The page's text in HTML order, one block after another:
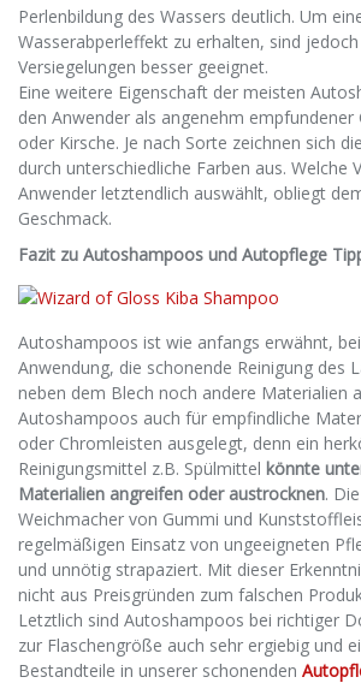
Perlenbildung des Wassers deutlich. Um
Wasserabperleffekt zu erhalten, sind
Versiegelungen besser geeignet.
Eine weitere Eigenschaft der meisten
den Anwender als angenehm empfundener
oder Kirsche. Je nach Sorte zeichnen sich
durch unterschiedliche Farben aus. Welche
Anwender letztendlich auswählt, obliegt
Geschmack.
Fazit zu Autoshampoos und Autopflege
Autoshampoos ist wie anfangs erwähnt,
Anwendung, die schonende Reinigung des
neben dem Blech noch andere Materialien
Autoshampoos auch für empfindliche
oder Chromleisten ausgelegt, denn ein
Reinigungsmittel z.B. Spülmittel könnte
Materialien angreifen oder austrocknen.
Weichmacher von Gummi und
regelmäßigen Einsatz von ungeeigneten
und unnötig strapaziert. Mit dieser
nicht aus Preisgründen zum falschen
Letztlich sind Autoshampoos bei richtiger
zur Flaschengröße auch sehr ergiebig und
Bestandteile in unserer schonenden